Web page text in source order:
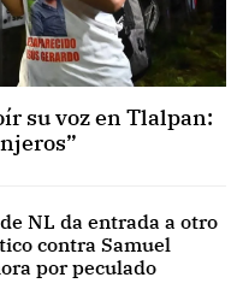
su voz en Tlalpan:
NL da entrada a otro
contra Samuel
por peculado